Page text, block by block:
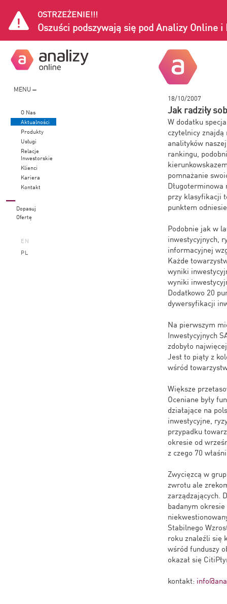
OSTRZEŻENIE!!!
Oszuści podszywają się pod Analizy Online i
MENU
O Nas
Aktualności
Produkty
Usługi
Relacje
Inwestorskie
Klienci
Kariera
Kontakt
Dopasuj
Ofertę
EN
PL
18/10/2007
Jak radziły
W dodatku
czytelnicy
analityków
rankingu,
pomnażanie
przy klasyfikacji
punktem
Podobnie jak w
inwestycyjnych,
informacyjnej
Każde
wyniki
wyniki
Dodatkowo 20
dywersyfikacji
Na pierwszym
Inwestycyjnych
zdobyło
Jest to piąty z
wśród
Większe
Oceniane były
działające na
inwestycyjne,
przypadku
okresie od
z czego 70
Zwycięzcą w
zwrotu ale
zarządzających.
badanym
Stabilnego
roku znaleźli się
wśród funduszy
okazał się
kontakt: